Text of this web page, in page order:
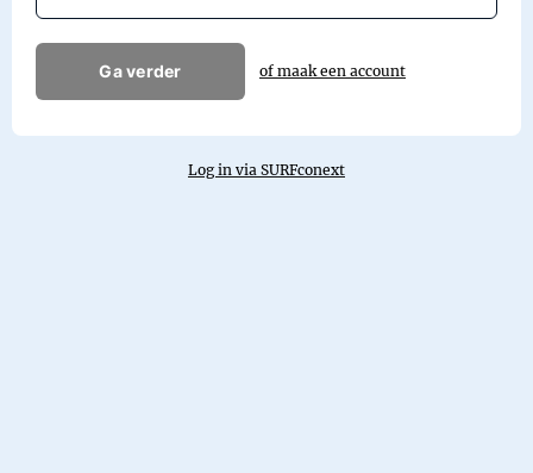
Ga verder of maak een account
Log in via SURFconext